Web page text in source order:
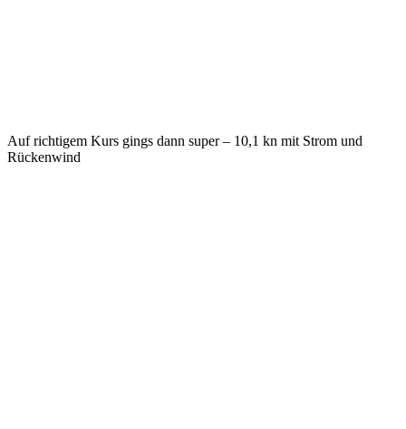
Auf richtigem Kurs gings dann super – 10,1 kn mit Strom und
Rückenwind